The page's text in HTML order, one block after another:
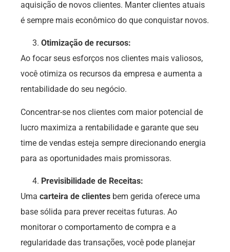
aquisição de novos clientes. Manter clientes atuais
é sempre mais econômico do que conquistar novos.
Otimização de recursos:
Ao focar seus esforços nos clientes mais valiosos,
você otimiza os recursos da empresa e aumenta a
rentabilidade do seu negócio.
Concentrar-se nos clientes com maior potencial de
lucro maximiza a rentabilidade e garante que seu
time de vendas esteja sempre direcionando energia
para as oportunidades mais promissoras.
Previsibilidade de Receitas:
Uma carteira de clientes bem gerida oferece uma
base sólida para prever receitas futuras. Ao
monitorar o comportamento de compra e a
regularidade das transações, você pode planejar